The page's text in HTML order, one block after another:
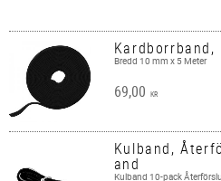
Kardborrband,
Bredd 10 mm x 5 Meter
69,00 KR
Kulband,
and
Kulband 10-pack